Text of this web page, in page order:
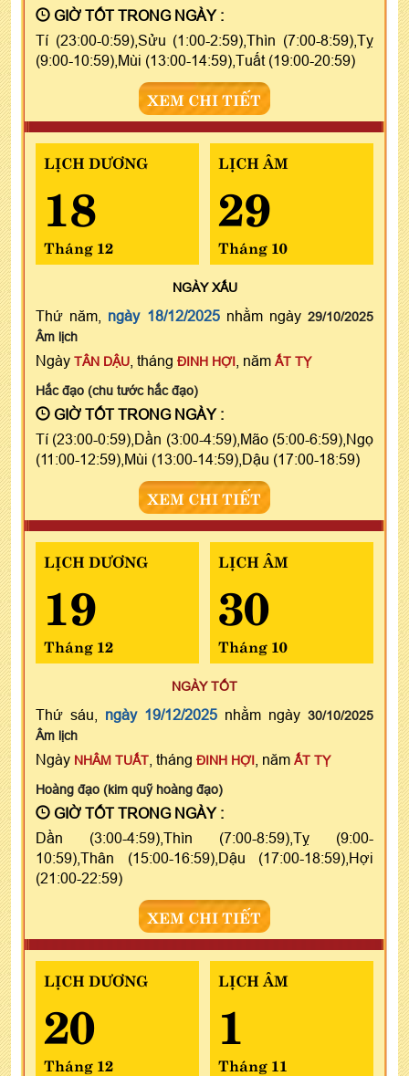
GIỜ TỐT TRONG NGÀY :
Tí (23:00-0:59),Sửu (1:00-2:59),Thìn (7:00-8:59),Tỵ
(9:00-10:59),Mùi (13:00-14:59),Tuất (19:00-20:59)
XEM CHI TIẾT
LỊCH DƯƠNG
18
Tháng 12
LỊCH ÂM
29
Tháng 10
NGÀYXẤU
Thứ năm, ngày 18/12/2025nhằm ngày29/10/2025
Âm lịch
Ngày TÂN DẬU , tháng ĐINH HỢI , năm ẤT TỴ
Hắc đạo (chu tước hắc đạo)
GIỜ TỐT TRONG NGÀY :
Tí (23:00-0:59),Dần (3:00-4:59),Mão (5:00-6:59),Ngọ
(11:00-12:59),Mùi (13:00-14:59),Dậu (17:00-18:59)
XEM CHI TIẾT
LỊCH DƯƠNG
19
Tháng 12
LỊCH ÂM
30
Tháng 10
NGÀY TỐT
Thứ sáu, ngày 19/12/2025 nhằm ngày 30/10/2025
Âm lịch
Ngày NHÂM TUẤT , tháng ĐINH HỢI , năm ẤT TỴ
Hoàng đạo (kim quỹ hoàng đạo)
GIỜ TỐT TRONG NGÀY :
Dần (3:00-4:59),Thìn (7:00-8:59),Tỵ (9:00-
10:59),Thân (15:00-16:59),Dậu (17:00-18:59),Hợi
(21:00-22:59)
XEM CHI TIẾT
LỊCH DƯƠNG
20
Tháng 12
LỊCH ÂM
1
Tháng 11